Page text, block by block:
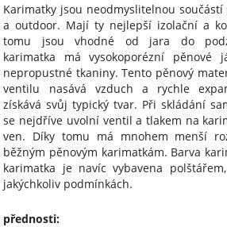
Karimatky jsou neodmyslitelnou
a outdoor. Mají ty nejlepší izolační a
tomu jsou vhodné od jara do
karimatka má vysokoporézní pěnové
nepropustné tkaniny. Tento pěnový
ventilu nasává vzduch a rychle
získává svůj typický tvar. Při skládání
se nejdříve uvolní ventil a tlakem na
ven. Díky tomu má mnohem menší
běžným pěnovým karimatkám. Barva
karimatka je navíc vybavena
jakýchkoliv podmínkách.
přednosti: